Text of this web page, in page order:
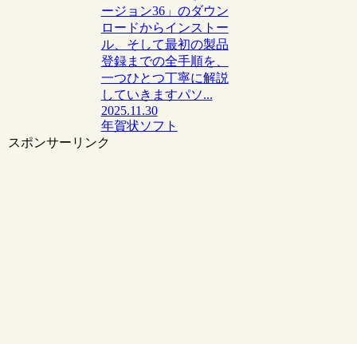
ージョン36」のダウン
ロードからインストー
ル、そして最初の製品
登録までの全手順を、
一つひとつ丁寧に解説
していきますパソ...
2025.11.30
年賀状ソフト
スポンサーリンク